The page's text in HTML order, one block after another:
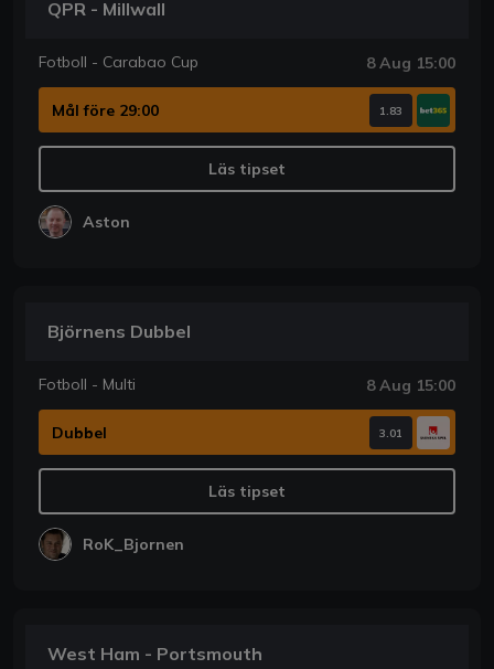
QPR - Millwall
Fotboll - Carabao Cup 8 Aug 15:00
Mål före 29:00 1.83
Läs tipset
Aston
Björnens Dubbel
Fotboll - Multi 8 Aug 15:00
Dubbel 3.01
Läs tipset
RoK_Bjornen
West Ham - Portsmouth